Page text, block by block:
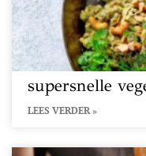
supersnelle
LEES VERDER »